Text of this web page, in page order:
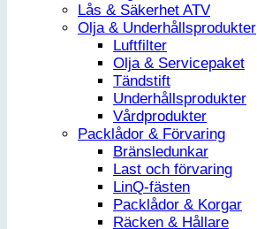
Lås & Säkerhet ATV
Olja & Underhållsprodukter
Luftfilter
Olja & Servicepaket
Tändstift
Underhållsprodukter
Vårdprodukter
Packlådor & Förvaring
Bränsledunkar
Last och förvaring
LinQ-fästen
Packlådor & Korgar
Räcken & Hållare